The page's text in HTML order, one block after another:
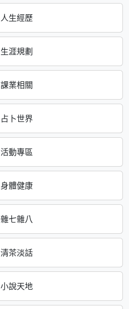
人生經歷
生涯規劃
課業相關
占卜世界
活動專區
身體健康
雜七雜八
清茶淡話
小說天地